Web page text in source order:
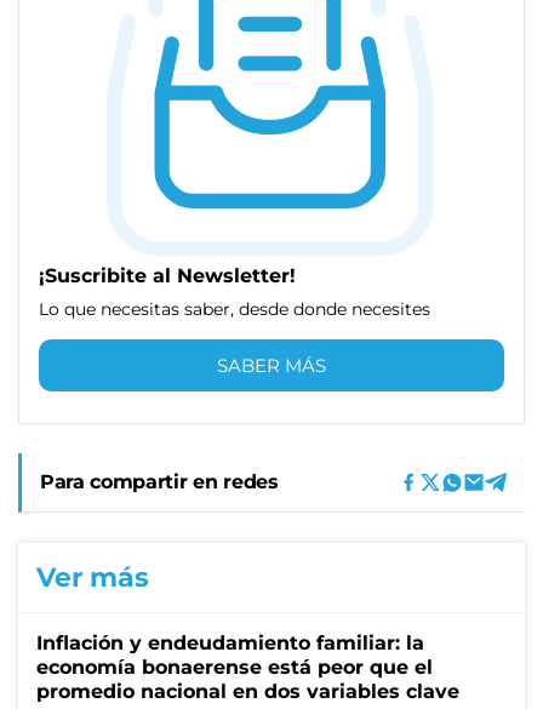
¡Suscribite al Newsletter!
Lo que necesitas saber, desde donde necesites
SABER MÁS
Para compartir en redes
Ver más
Inflación y endeudamiento familiar: la
economía bonaerense está peor que el
promedio nacional en dos variables clave